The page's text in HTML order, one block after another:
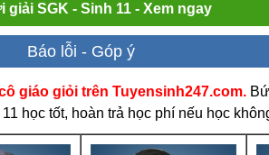
giải SGK - Sinh 11 - Xem ngay
Báo lỗi - Góp ý
giáo giỏi trên Tuyensinh247.com.
học tốt, hoàn trả học phí nếu học